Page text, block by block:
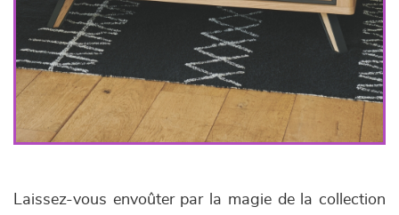
Laissez-vous envoûter par la magie de la collection